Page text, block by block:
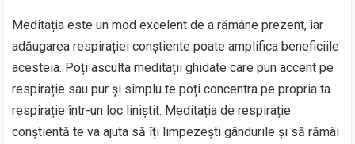
Meditația este un mod excelent de a rămâne prezent, iar
adăugarea respirației conștiente poate amplifica beneficiile
acesteia. Poți asculta meditații ghidate care pun accent pe
respirație sau pur și simplu te poți concentra pe propria ta
respirație într-un loc liniștit. Meditația de respirație
conștientă te va ajuta să îți limpezești gândurile și să rămâi